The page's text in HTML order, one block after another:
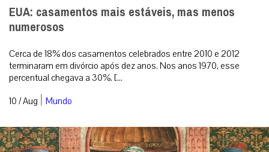
EUA: casamentos mais estáveis, mas menos
numerosos
Cerca de 18% dos casamentos celebrados entre 2010 e 2012
terminaram em divórcio após dez anos. Nos anos 1970, esse
percentual chegava a 30%. [...
10 / Aug | Mundo